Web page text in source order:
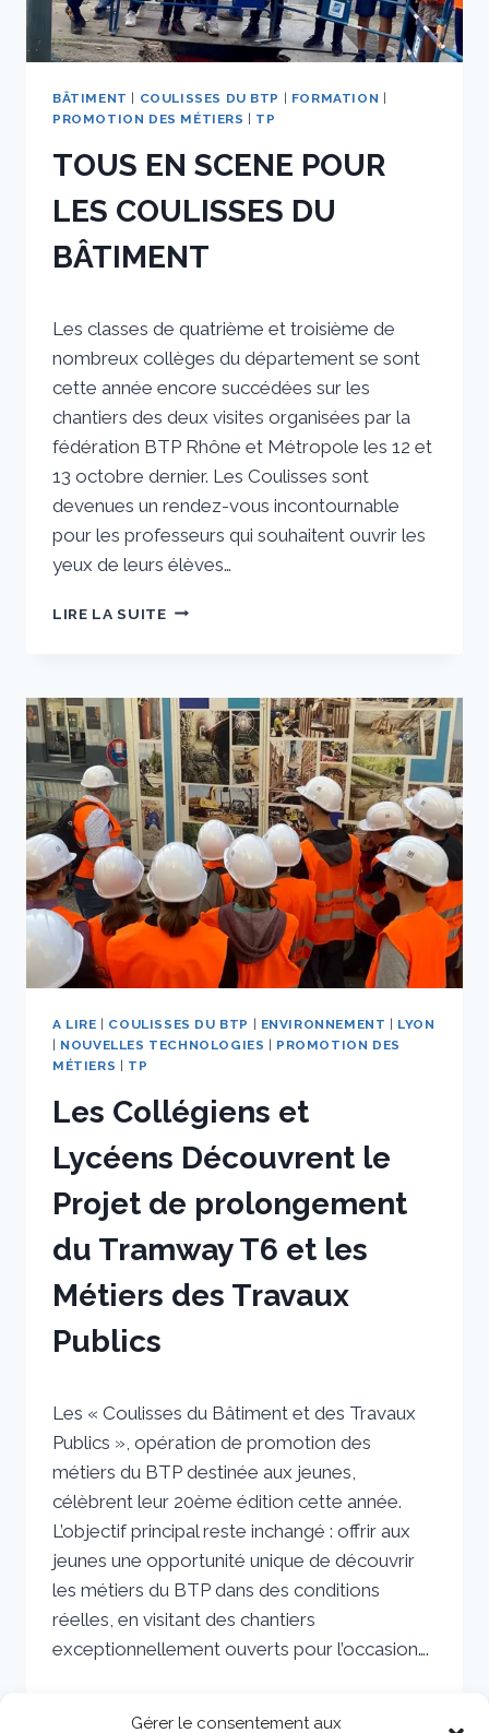
Gérer le consentement aux
BÂTIMENT COULISSES DU BTP FORMATION
PROMOTION DES MÉTIERS
TP
TOUS EN SCENE POUR
LES COULISSES DU
BÂTIMENT
sstradiotto
Les classes de quatrième et troisième de
nombreux collèges du département se sont
cette année encore succédées sur les
chantiers des deux visites organisées par la
fédération BTP Rhône et Métropole les 12 et
13 octobre dernier. Les Coulisses sont
devenues un rendez-vous incontournable
pour les professeurs qui souhaitent ouvrir les
yeux de leurs élèves…
LIRE LA SUITETOUS
LES
COULISSES
DU
BÂTIMENT
A LIRE COULISSES DU BTP ENVIRONNEMENT
LYON
NOUVELLES TECHNOLOGIES
PROMOTION DES
MÉTIERS
TP
Les Collégiens et
Lycéens Découvrent le
Projet de prolongement
du Tramway T6 et les
Métiers des Travaux
Publics
sstradiotto
Les « Coulisses du Bâtiment et des Travaux
Publics », opération de promotion des
métiers du BTP destinée aux jeunes,
célèbrent leur 20ème édition cette année.
L’objectif principal reste inchangé : offrir aux
jeunes une opportunité unique de découvrir
les métiers du BTP dans des conditions
réelles, en visitant des chantiers
exceptionnellement ouverts pour l’occasion….
COLLÉGIENS